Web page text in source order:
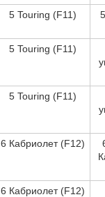
5 Touring (F11)
5 Touring (F11)
5 Touring (F11)
6 Кабриолет (F12)
6 Кабриолет (F12)